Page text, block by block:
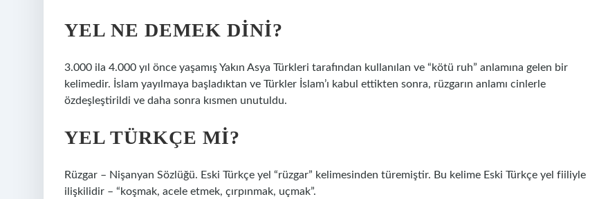
YEL NE DEMEK DINI?
3.000 ila 4.000 yıl önce yaşamış Yakın Asya Türkleri tarafından kullanılan ve “kötü ruh” anlamına gelen bir
kelimedir. İslam yayılmaya başladıktan ve Türkler İslam’ı kabul ettikten sonra, rüzgarın anlamı cinlerle
özdeşleştirildi ve daha sonra kısmen unutuldu.
YEL TÜRKÇE MI?
Rüzgar – Nişanyan Sözlüğü. Eski Türkçe yel “rüzgar” kelimesinden türemiştir. Bu kelime Eski Türkçe yel fiiliyle
ilişkilidir – “koşmak, acele etmek, çırpınmak, uçmak”.